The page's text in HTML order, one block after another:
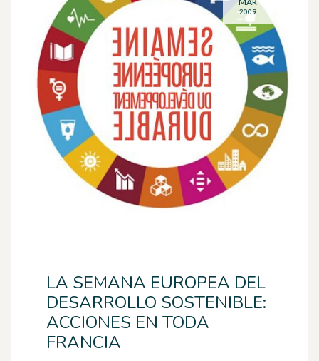
LA SEMANA EUROPEA DEL
DESARROLLO SOSTENIBLE:
ACCIONES EN TODA
FRANCIA
2009